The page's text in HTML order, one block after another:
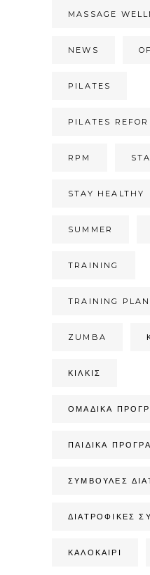
MASSAGE
NEWS
PILATES
PILATES
RPM
STAY HEALTHY
SUMMER
TRAINING
TRAINING PLAN
ZUMBA
ΚΙΛΚΊΣ
ΟΜΑΔΙΚΆ
ΠΑΙΔΙΚΆ
ΣΥΜΒΟΥΛΈΣ
ΔΙΑΤΡΟΦΙΚΈΣ
ΚΑΛΟΚΑΙΡΙ